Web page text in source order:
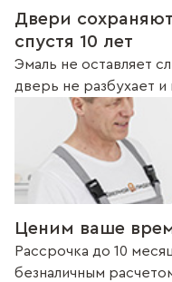
Двери
спустя 10 лет
Эмаль не оставляет
дверь не разбухает и
Ценим ваше
Рассрочка до 10
безналичным